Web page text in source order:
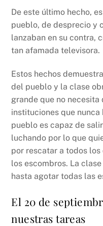
De este último hecho,
pueblo, de desprecio y
lanzaban en su contra,
tan afamada televisora.
Estos hechos
del pueblo y la clase
grande que no necesita
instituciones que nunca
pueblo es capaz de
luchando por lo que
por rescatar a todos
los escombros. La
hasta agotar todas las
El 20 de
nuestras tareas